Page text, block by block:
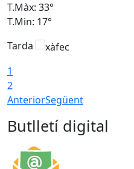
T.Màx: 33°
T.Min: 17°
Tarda
1
2
AnteriorSegüent
Butlletí digital